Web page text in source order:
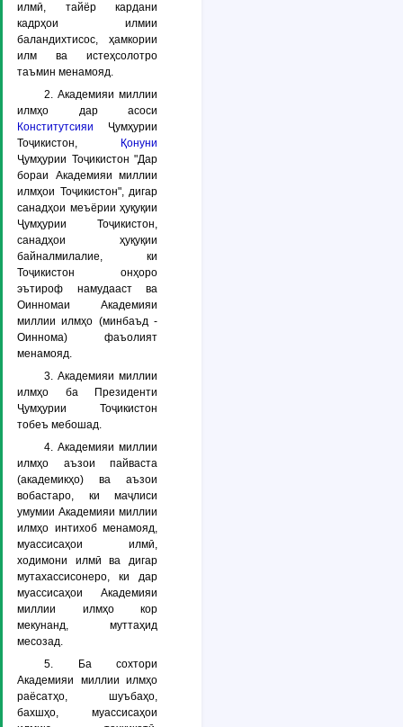
илмӣ, тайёр кардани
кадрҳои илмии
баландихтисос, ҳамкории
илм ва истеҳсолотро
таъмин менамояд.
2. Академияи миллии
илмҳо дар асоси
Конститутсияи Ҷумҳурии
Тоҷикистон,
Қонуни
Ҷумҳурии Тоҷикистон "Дар
бораи Академияи миллии
илмҳои Тоҷикистон", дигар
санадҳои меъёрии ҳуқуқии
Ҷумҳурии Тоҷикистон,
санадҳои ҳуқуқии
байналмилалие, ки
Тоҷикистон онҳоро
эътироф намудааст ва
Оинномаи Академияи
миллии илмҳо (минбаъд -
Оиннома) фаъолият
менамояд.
3. Академияи миллии
илмҳо ба Президенти
Ҷумҳурии Тоҷикистон
тобеъ мебошад.
4. Академияи миллии
илмҳо аъзои пайваста
(академикҳо) ва аъзои
вобастаро, ки маҷлиси
умумии Академияи миллии
илмҳо интихоб менамояд,
муассисаҳои илмӣ,
ходимони илмӣ ва дигар
мутахассисонеро, ки дар
муассисаҳои Академияи
миллии илмҳо кор
мекунанд, муттаҳид
месозад.
5. Ба сохтори
Академияи миллии илмҳо
раёсатҳо, шуъбаҳо,
бахшҳо, муассисаҳои